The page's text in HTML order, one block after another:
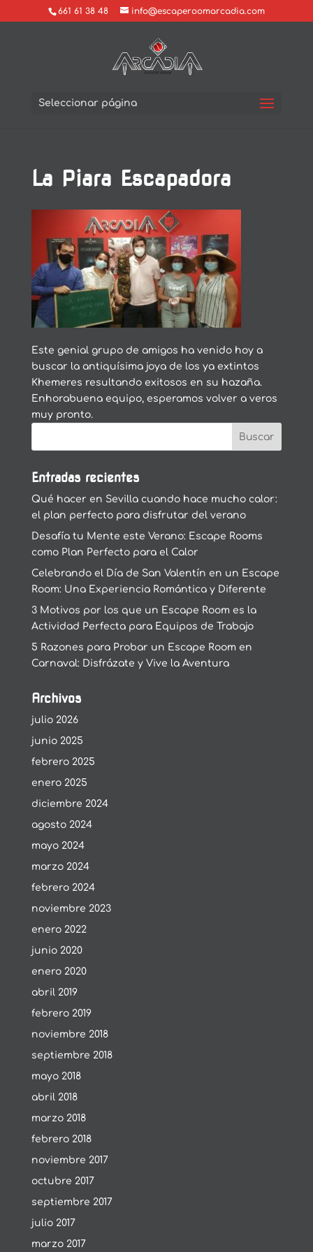
661 61 38 48 info@escaperoomarcadia.com
Seleccionar página
La Piara Escapadora
Este genial grupo de amigos ha venido hoy a
buscar la antiquísima joya de los ya extintos
Khemeres resultando exitosos en su hazaña.
Enhorabuena equipo, esperamos volver a veros
muy pronto.
Entradas recientes
Qué hacer en Sevilla cuando hace mucho calor:
el plan perfecto para disfrutar del verano
Desafía tu Mente este Verano: Escape Rooms
como Plan Perfecto para el Calor
Celebrando el Día de San Valentín en un Escape
Room: Una Experiencia Romántica y Diferente
3 Motivos por los que un Escape Room es la
Actividad Perfecta para Equipos de Trabajo
5 Razones para Probar un Escape Room en
Carnaval: Disfrázate y Vive la Aventura
Archivos
julio 2026
junio 2025
febrero 2025
enero 2025
diciembre 2024
agosto 2024
mayo 2024
marzo 2024
febrero 2024
noviembre 2023
enero 2022
junio 2020
enero 2020
abril 2019
febrero 2019
noviembre 2018
septiembre 2018
mayo 2018
abril 2018
marzo 2018
febrero 2018
noviembre 2017
octubre 2017
septiembre 2017
julio 2017
marzo 2017